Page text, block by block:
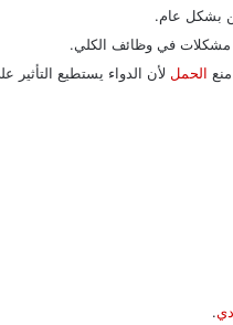
بشكل عام.
مشكلات في وظائف الكلي.
الحمل لأن الدواء يستطيع
.